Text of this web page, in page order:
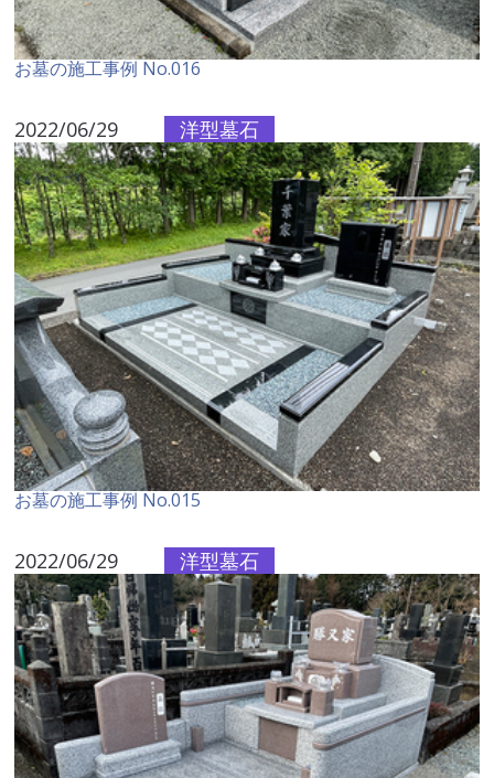
お墓の施工事例 No.016
2022/06/29 洋型墓石
お墓の施工事例 No.015
2022/06/29 洋型墓石